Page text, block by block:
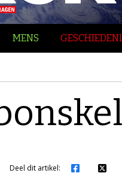
MENS
Deel dit artikel: